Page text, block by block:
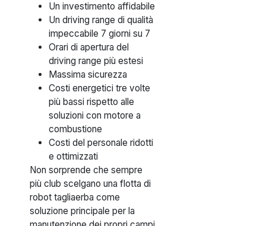
Un investimento affidabile
Un driving range di qualità
impeccabile 7 giorni su 7
Orari di apertura del
driving range più estesi
Massima sicurezza
Costi energetici tre volte
più bassi rispetto alle
soluzioni con motore a
combustione
Costi del personale ridotti
e ottimizzati
Non sorprende che sempre
più club scelgano una flotta di
robot tagliaerba come
soluzione principale per la